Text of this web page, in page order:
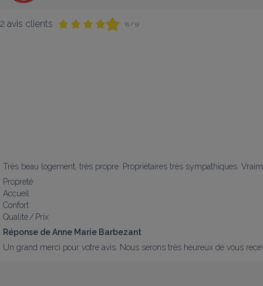
2 avis clients (5 / 5)
Très beau logement, très propre. Propriétaires très sympathiques.
Propreté
Accueil
Confort
Qualité / Prix
Réponse de Anne Marie Barbezant
Un grand merci pour votre avis. Nous serons très heureux de vous